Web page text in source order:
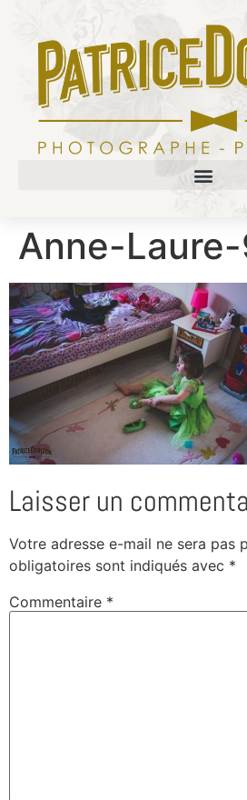
Anne-
Laisser un
Votre adresse e-mail ne sera pas
obligatoires sont indiqués avec *
Commentaire *